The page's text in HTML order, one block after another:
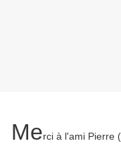
Merci à l'ami Pierre